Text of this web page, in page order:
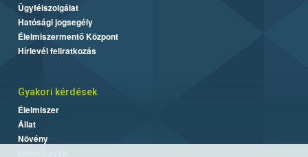
Ügyfélszolgálat
Hatósági jogsegély
Élelmiszermentő Központ
Hírlevél feliratkozás
Gyakori kérdések
Élelmiszer
Állat
Növény